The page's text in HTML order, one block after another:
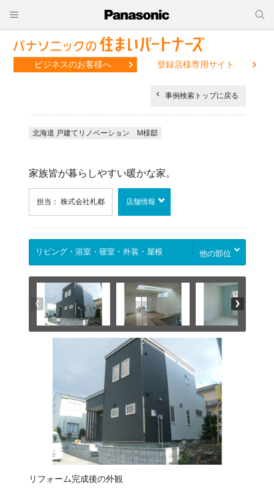
ビジネスのお客様へ 登録店様専用サイト
事例検索トップに戻る
北海道 戸建てリノベーション M様邸
家族皆が暮らしやすい暖かな家。
担当： 株式会社札都 店舗情報
他の部位
リフォーム完成後の外観